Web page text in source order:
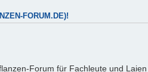
FORUM.DE)!
Forum für Fachleute und